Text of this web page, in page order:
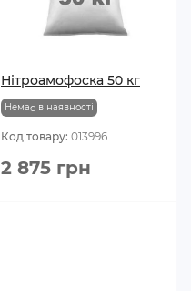
Нітроамофоска 50 кг
Немає в наявності
Код товару: 013996
2 875 грн